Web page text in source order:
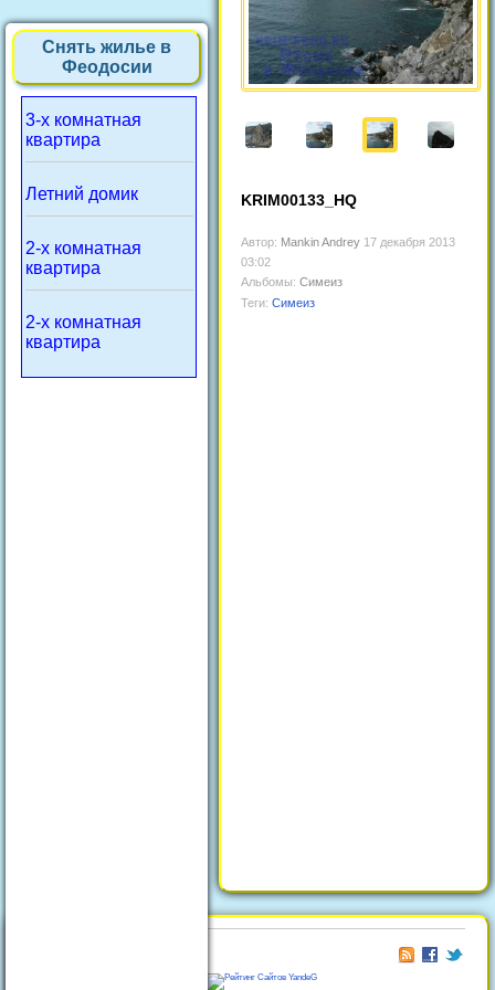
Снять жилье в
Феодосии
3-х комнатная
квартира
Летний домик
2-х комнатная
квартира
2-х комнатная
квартира
KRIM00133_HQ
Автор: Mankin Andrey 17 декабря 2013
03:02
Альбомы: Симеиз
Теги: Симеиз